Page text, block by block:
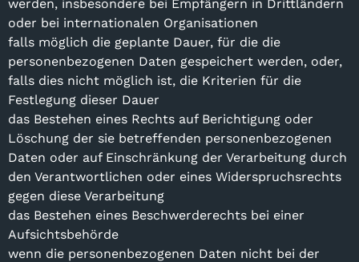
werden, insbesondere bei Empfängern in Drittländern
oder bei internationalen Organisationen
falls möglich die geplante Dauer, für die die
personenbezogenen Daten gespeichert werden, oder,
falls dies nicht möglich ist, die Kriterien für die
Festlegung dieser Dauer
das Bestehen eines Rechts auf Berichtigung oder
Löschung der sie betreffenden personenbezogenen
Daten oder auf Einschränkung der Verarbeitung durch
den Verantwortlichen oder eines Widerspruchsrechts
gegen diese Verarbeitung
das Bestehen eines Beschwerderechts bei einer
Aufsichtsbehörde
wenn die personenbezogenen Daten nicht bei der